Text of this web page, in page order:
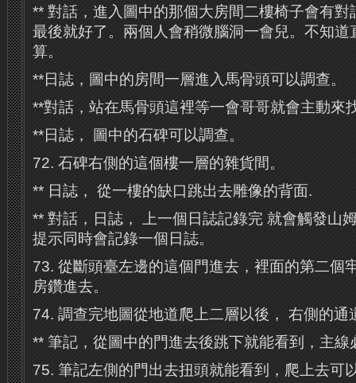
** 對話，進入圖中的那個大房間二樓椅子會有
最後就好了。兩個人會稍微腦洞一會兒。不知道
算。
**日誌，圖中的房間一層進入馬骨頭可以調查。
**對話，站在馬骨頭這裡等一會哥哥就會主動來
**日誌， 圖中的石碑可以調查。
72. 石碑右側的這個樓一層的雜貨間。
** 日誌， 從一樓的缺口跳出去雕像的背面.
** 對話，日誌， 上一個日誌記錄完 就會觸發山
提示同時會記錄一個日誌。
73. 從斷頭臺左邊的這個門進去，裡面的第二個
房鑽進去。
74. 調查完地圖從地道爬上二層以後， 右側的通
** 筆記，從圖中的門進去後跳下就能看到，主線
75. 筆記左側的門出去扭頭就能看到，爬上去可